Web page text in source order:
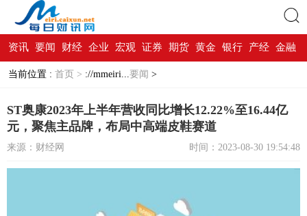
搜索
资讯 要闻 财经 企业 宏观 证券 期货 黄金 银行 产经 金融
当前位置 : 首页 > ://mmeiri...要闻 >
ST奥康2023年上半年营收同比增长12.22%至16.44亿
元，聚焦主品牌，布局中高端皮鞋赛道
来源：财经网 时间：2023-08-30 19:54:48